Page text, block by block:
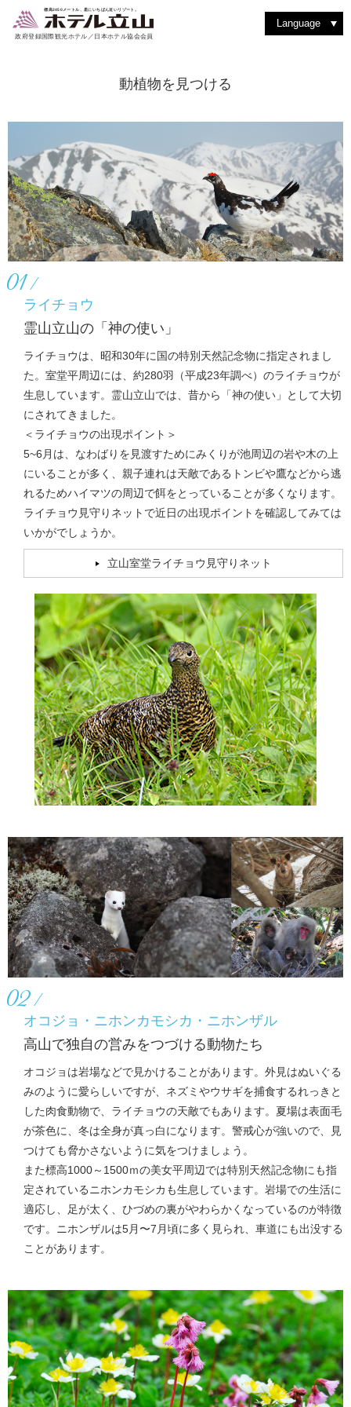
標高2450メートル、星にいちばん近いリゾート。
政府登録国際観光ホテル／日本ホテル協会会員
Language
動植物を見つける
01
ライチョウ
霊山立山の「神の使い」
ライチョウは、昭和30年に国の特別天然記念物に指定されまし
た。室堂平周辺には、約280羽（平成23年調べ）のライチョウが
生息しています。霊山立山では、昔から「神の使い」として大切
にされてきました。
＜ライチョウの出現ポイント＞
5~6月は、なわばりを見渡すためにみくりが池周辺の岩や木の上
にいることが多く、親子連れは天敵であるトンビや鷹などから逃
れるためハイマツの周辺で餌をとっていることが多くなります。
ライチョウ見守りネットで近日の出現ポイントを確認してみては
いかがでしょうか。
立山室堂ライチョウ見守りネット
02
オコジョ・ニホンカモシカ・ニホンザル
高山で独自の営みをつづける動物たち
オコジョは岩場などで見かけることがあります。外見はぬいぐる
みのように愛らしいですが、ネズミやウサギを捕食するれっきと
した肉食動物で、ライチョウの天敵でもあります。夏場は表面毛
が茶色に、冬は全身が真っ白になります。警戒心が強いので、見
つけても脅かさないように気をつけましょう。
また標高1000～1500ｍの美女平周辺では特別天然記念物にも指
定されているニホンカモシカも生息しています。岩場での生活に
適応し、足が太く、ひづめの裏がやわらかくなっているのが特徴
です。ニホンザルは5月〜7月頃に多く見られ、車道にも出没する
ことがあります。